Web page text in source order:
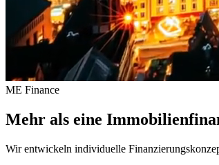
ME Finance
Mehr als eine
Wir entwickeln individuelle